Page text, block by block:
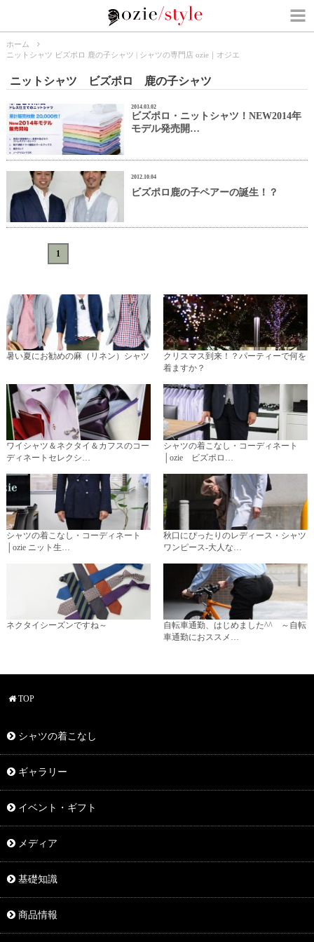
ホーム
ニットシャツ ビズポロ 鹿の子シャツ | シャツの専門店 ozie｜オジエ
ニットシャツ ビズポロ 鹿の子シャツ
2014.03.02
ビズポロ・ニットシャツ！NEW2014年
モデル発売開…
2012.10.04
ビズポロ鹿の子ペアーの誕生！？
1
暑い夏にお勧めの麻（リネン）シャツ
クリスマス到来！？パーティーで何を
着ますか？
ワイシャツ＆ネクタイ＆カフスのコー
ディネートセレクシ…
シャツの着こなし・コーディネート
│ozie ビズポロ…
シャツの着こなし・コーディネート
│ozie ニット生…
秋口にぴったりのレディース・シャツ
ワンピース-大人な…
ネクタイシーズンですね～
自転車通勤、はじめました^^ ～自転
車通勤におススメ…
TOP
シャツの着こなし
ギャラリー
イベント・ギフト
メディア
基礎知識
商品情報